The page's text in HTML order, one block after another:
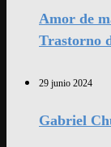
Amor de
Trastorno
29 junio 2024
Gabriel